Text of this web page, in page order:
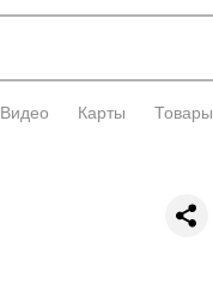
Видео Карты Товары